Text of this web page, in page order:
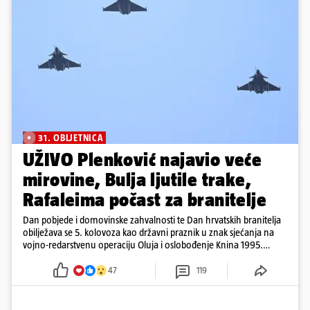
31. OBLJETNICA
UŽIVO Plenković najavio veće
mirovine, Bulja ljutile trake,
Rafaleima počast za branitelje
Dan pobjede i domovinske zahvalnosti te Dan hrvatskih branitelja
obilježava se 5. kolovoza kao državni praznik u znak sjećanja na
vojno-redarstvenu operaciju Oluja i oslobođenje Knina 1995.
47 119